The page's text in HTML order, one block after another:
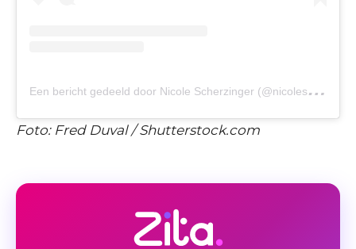
E
en bericht gedeeld door Nicole Scherzinger (@nicolescherzinger)
Foto: Fred Duval / Shutterstock.com